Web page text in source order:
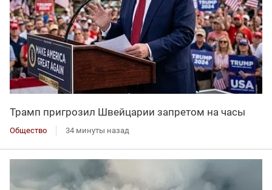
Трамп пригрозил Швейцарии запретом на часы
Общество 34 минуты назад